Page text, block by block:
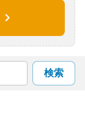
検索